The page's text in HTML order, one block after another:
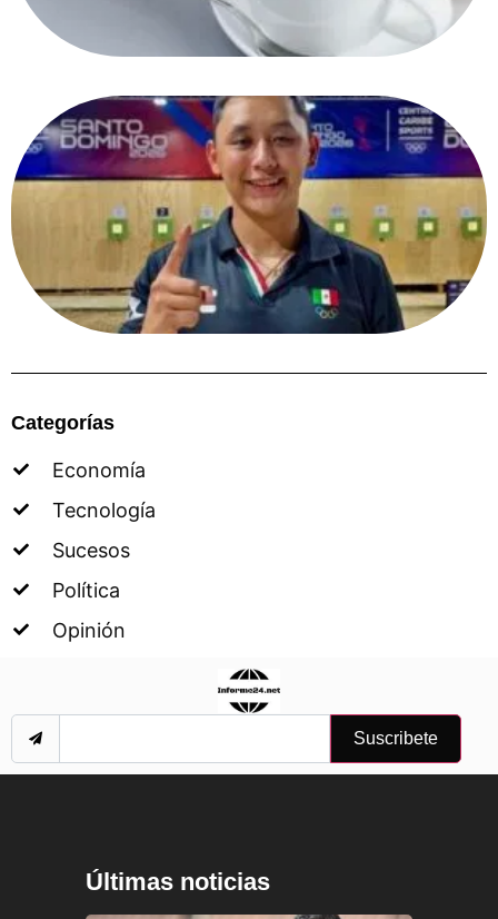
Categorías
Economía
Tecnología
Sucesos
Política
Opinión
Suscribete
Últimas noticias